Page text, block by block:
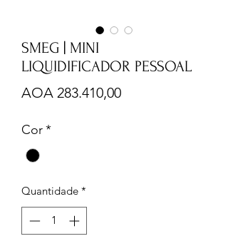
SMEG | MINI
LIQUIDIFICADOR PESSOAL
AOA 283.410,00Preço
Cor*
Quantidade *